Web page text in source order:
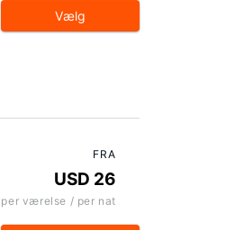
Vælg
FRA
USD 26
per værelse / per nat